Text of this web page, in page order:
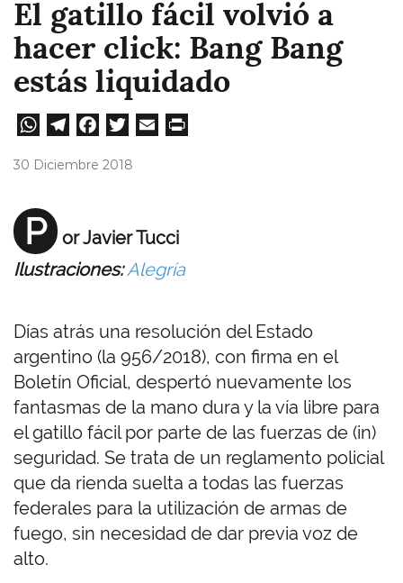
El gatillo fácil volvió a
hacer click: Bang Bang
estás liquidado
W
A
pp
Te
m
Fa
30 Diciembre 2018
P
or Javier Tucci
Ilustraciones:Alegría
Días atrás una resolución del Estado
argentino (la 956/2018), con firma en el
Boletín Oficial, despertó nuevamente los
fantasmas de la mano dura y la vía libre para
el gatillo fácil por parte de las fuerzas de (in)
seguridad. Se trata de un reglamento policial
que da rienda suelta a todas las fuerzas
federales para la utilización de armas de
fuego, sin necesidad de dar previa voz de
alto.